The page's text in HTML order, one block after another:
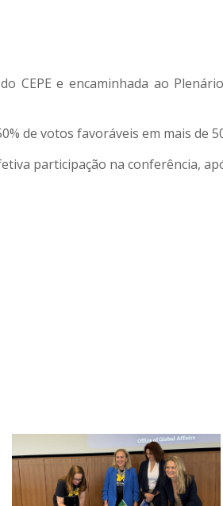
CEPE e encaminhada ao
de votos favoráveis em mais de
participação na conferência,